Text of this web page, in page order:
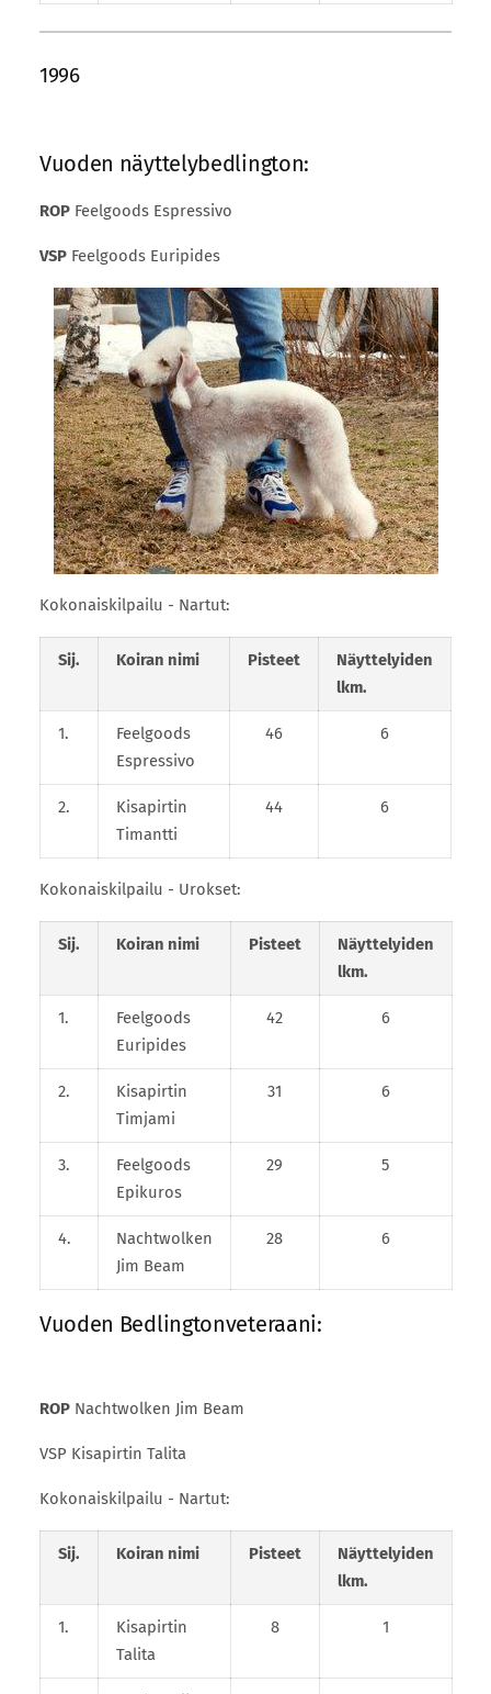
1996
Vuoden näyttelybedlington:
ROPFeelgoods Espressivo
VSPFeelgoods Euripides
Kokonaiskilpailu - Nartut:
Sij. Koiran nimi Pisteet
Näyttelyiden
lkm.
1.
Feelgoods
Espressivo
46 6
2.
Kisapirtin
Timantti
44 6
Kokonaiskilpailu - Urokset:
Sij. Koiran nimi Pisteet
Näyttelyiden
lkm.
1.
Feelgoods
Euripides
42 6
2.
Kisapirtin
Timjami
31 6
3.
Feelgoods
Epikuros
29 5
4.
Nachtwolken
Jim Beam
28 6
Vuoden Bedlingtonveteraani:
ROPNachtwolken Jim Beam
VSP Kisapirtin Talita
Kokonaiskilpailu - Nartut:
Sij. Koiran nimi Pisteet
Näyttelyiden
lkm.
1.
Kisapirtin
Talita
8 1